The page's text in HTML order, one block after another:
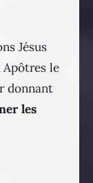
Jésus
le
donnant
les